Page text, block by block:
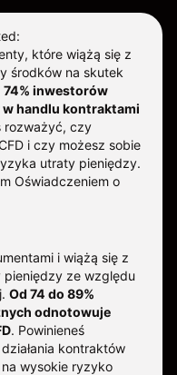
które wiążą się z
środków na skutek
74% inwestorów
handlu kontraktami
rozważyć, czy
i czy możesz sobie
utraty pieniędzy.
Oświadczeniem o
i wiążą się z
ze względu
Od 74 do 89%
odnotowuje
. Powinieneś
kontraktów
wysokie ryzyko